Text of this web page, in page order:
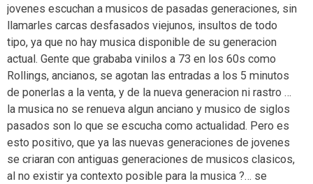
jovenes escuchan a musicos de pasadas generaciones, sin
llamarles carcas desfasados viejunos, insultos de todo
tipo, ya que no hay musica disponible de su generacion
actual. Gente que grababa vinilos a 73 en los 60s como
Rollings, ancianos, se agotan las entradas a los 5 minutos
de ponerlas a la venta, y de la nueva generacion ni rastro …
la musica no se renueva algun anciano y musico de siglos
pasados son lo que se escucha como actualidad. Pero es
esto positivo, que ya las nuevas generaciones de jovenes
se criaran con antiguas generaciones de musicos clasicos,
al no existir ya contexto posible para la musica ?… se